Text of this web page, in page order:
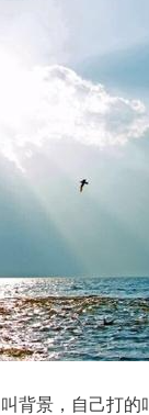
背景，自己打的